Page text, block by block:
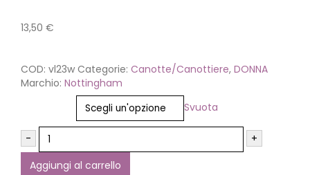
13,50 €
COD: vl23w Categorie: Canotte/Canottiere, DONNA
Marchio: Nottingham
Svuota
-
+
Aggiungi al carrello